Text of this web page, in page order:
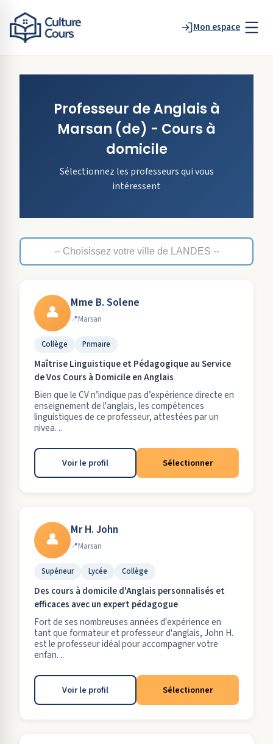
Mon espace
Professeur deAnglais à
Marsan (de) - Cours à
domicile
Sélectionnez les professeurs qui vous
intéressent
👤 Mme B. Solene
Marsan
Collège Primaire
Maîtrise Linguistique et Pédagogique au Service
de Vos Cours à Domicile en Anglais
Bien que le CV n’indique pas d’expérience directe en
enseignement de l'anglais, les compétences
linguistiques de ce professeur, attestées par un
nivea. ..
Voir le profil Sélectionner
👤 Mr H. John
Marsan
Supérieur Lycée Collège
Des cours à domicile d'Anglais personnalisés et
efficaces avec un expert pédagogue
Fort de ses nombreuses années d'expérience en
tant que formateur et professeur d'anglais, John H.
est le professeur idéal pour accompagner votre
enfan. ..
Voir le profil Sélectionner